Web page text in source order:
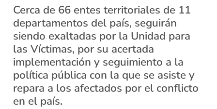
Cerca de 66 entes territoriales de 11
departamentos del país, seguirán
siendo exaltadas por la Unidad para
las Víctimas, por su acertada
implementación y seguimiento a la
política pública con la que se asiste y
repara a los afectados por el conflicto
en el país.